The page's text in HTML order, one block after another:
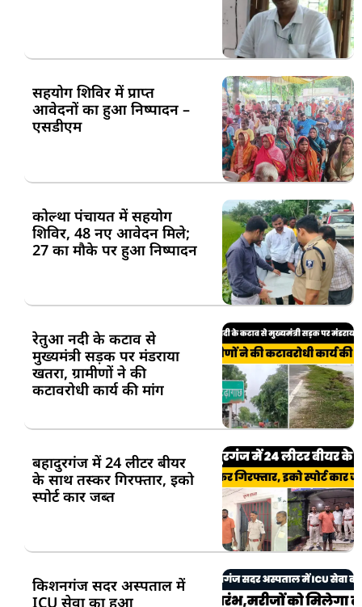
सहयोग शिविर में प्राप्त
आवेदनों का हुआ निष्पादन –
एसडीएम
कोल्था पंचायत में सहयोग
शिविर, 48 नए आवेदन मिले;
27 का मौके पर हुआ निष्पादन
रेतुआ नदी के कटाव से
मुख्यमंत्री सड़क पर मंडराया
खतरा, ग्रामीणों ने की
कटावरोधी कार्य की मांग
बहादुरगंज में 24 लीटर बीयर
के साथ तस्कर गिरफ्तार, इको
स्पोर्ट कार जब्त
किशनगंज सदर अस्पताल में
ICU सेवा का हुआ